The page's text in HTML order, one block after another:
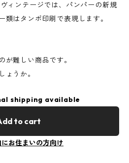
ィンテージでは、パンパーの新規
類はタンポ印刷で表現します。
が難しい商品です。
ょうか。
shipping available
to cart
にお住まいの方向け